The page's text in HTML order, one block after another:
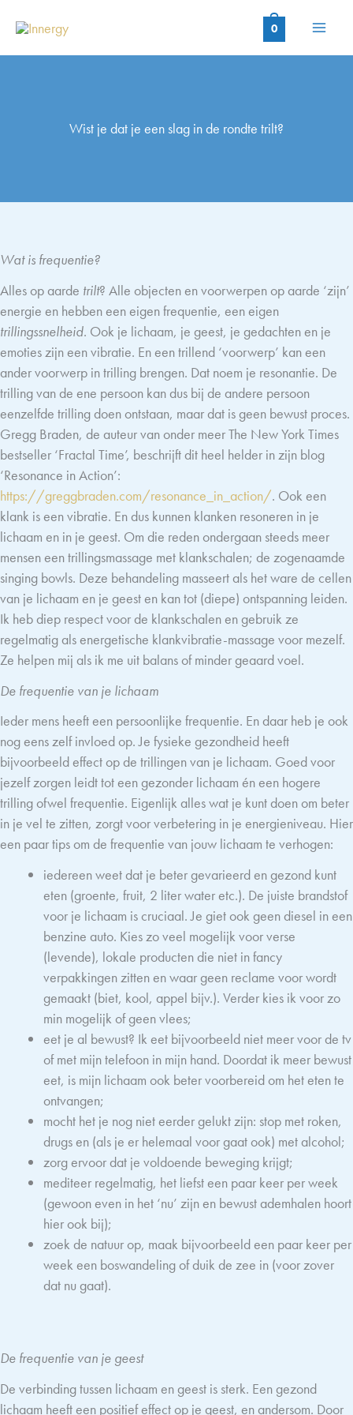
naar
0
Wist je dat je een slag in de rondte trilt?
Wat is frequentie?
Alles op aarde trilt? Alle objecten en voorwerpen op aarde ‘zijn’
energie en hebben een eigen frequentie, een eigen
trillingssnelheid. Ook je lichaam, je geest, je gedachten en je
emoties zijn een vibratie. En een trillend ‘voorwerp’ kan een
ander voorwerp in trilling brengen. Dat noem je resonantie. De
trilling van de ene persoon kan dus bij de andere persoon
eenzelfde trilling doen ontstaan, maar dat is geen bewust proces.
Gregg Braden, de auteur van onder meer The New York Times
bestseller ‘Fractal Time’, beschrijft dit heel helder in zijn blog
‘Resonance in Action’:
https://greggbraden.com/resonance_in_action/. Ook een
klank is een vibratie. En dus kunnen klanken resoneren in je
lichaam en in je geest. Om die reden ondergaan steeds meer
mensen een trillingsmassage met klankschalen; de zogenaamde
singing bowls. Deze behandeling masseert als het ware de cellen
van je lichaam en je geest en kan tot (diepe) ontspanning leiden.
Ik heb diep respect voor de klankschalen en gebruik ze
regelmatig als energetische klankvibratie-massage voor mezelf.
Ze helpen mij als ik me uit balans of minder geaard voel.
De frequentie van je lichaam
Ieder mens heeft een persoonlijke frequentie. En daar heb je ook
nog eens zelf invloed op. Je fysieke gezondheid heeft
bijvoorbeeld effect op de trillingen van je lichaam. Goed voor
jezelf zorgen leidt tot een gezonder lichaam én een hogere
trilling ofwel frequentie. Eigenlijk alles wat je kunt doen om beter
in je vel te zitten, zorgt voor verbetering in je energieniveau. Hier
een paar tips om de frequentie van jouw lichaam te verhogen:
iedereen weet dat je beter gevarieerd en gezond kunt
eten (groente, fruit, 2 liter water etc.). De juiste brandstof
voor je lichaam is cruciaal. Je giet ook geen diesel in een
benzine auto. Kies zo veel mogelijk voor verse
(levende), lokale producten die niet in fancy
verpakkingen zitten en waar geen reclame voor wordt
gemaakt (biet, kool, appel bijv.). Verder kies ik voor zo
min mogelijk of geen vlees;
eet je al bewust? Ik eet bijvoorbeeld niet meer voor de tv
of met mijn telefoon in mijn hand. Doordat ik meer bewust
eet, is mijn lichaam ook beter voorbereid om het eten te
ontvangen;
mocht het je nog niet eerder gelukt zijn: stop met roken,
drugs en (als je er helemaal voor gaat ook) met alcohol;
zorg ervoor dat je voldoende beweging krijgt;
mediteer regelmatig, het liefst een paar keer per week
(gewoon even in het ‘nu’ zijn en bewust ademhalen hoort
hier ook bij);
zoek de natuur op, maak bijvoorbeeld een paar keer per
week een boswandeling of duik de zee in (voor zover
dat nu gaat).
De frequentie van je geest
De verbinding tussen lichaam en geest is sterk. Een gezond
lichaam heeft een positief effect op je geest, en andersom. Door